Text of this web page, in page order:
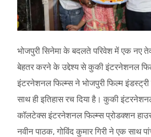
भोजपुरी सिनेमा के बदलते परिवेश में एक नए
बेहतर करने के उद्देश्य से कुकी इंटरनेशनल
इंटरनेशनल फिल्म्स ने भोजपुरी फिल्म
साथ ही इतिहास रच दिया है। कुकी
कॉलटेक्स इंटरनेशनल फिल्म्स प्रोडक्शन
नवीन पाठक, गोविंद कुमार गिरी ने एक साथ